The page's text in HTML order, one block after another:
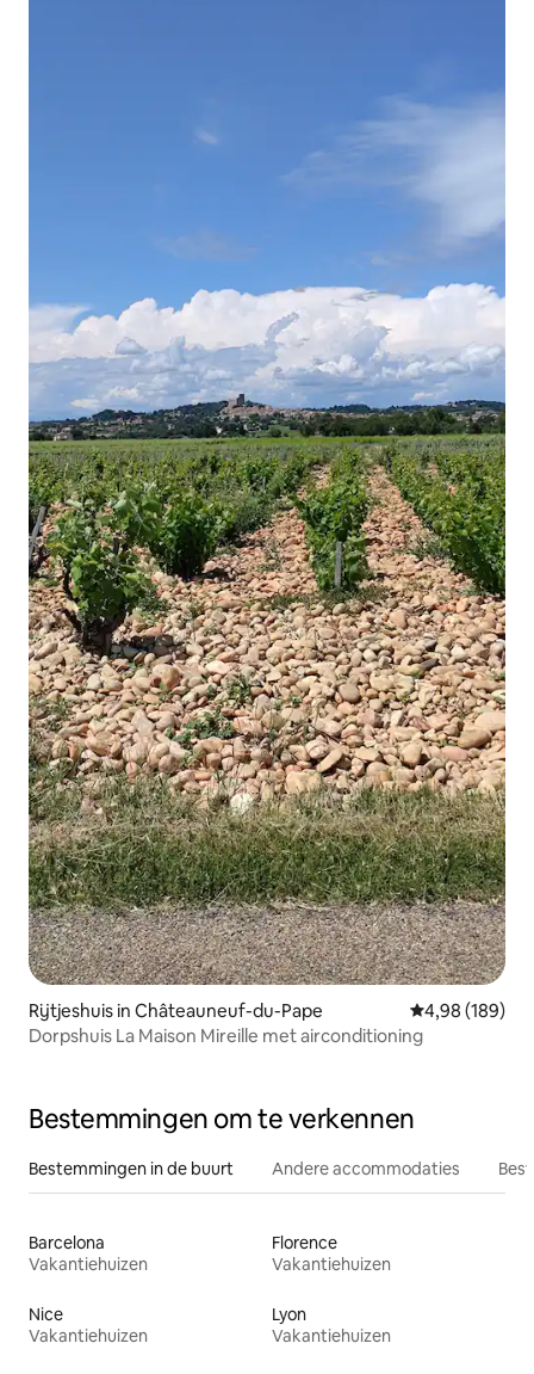
Rijtjeshuis in Châteauneuf-du-Pape Gemiddelde
4,98 (189)
Dorpshuis La Maison Mireille met airconditioning
Bestemmingen om te verkennen
Bestemmingen in de buurt Andere accommodaties
Barcelona
Vakantiehuizen
Florence
Vakantiehuizen
Nice
Vakantiehuizen
Lyon
Vakantiehuizen